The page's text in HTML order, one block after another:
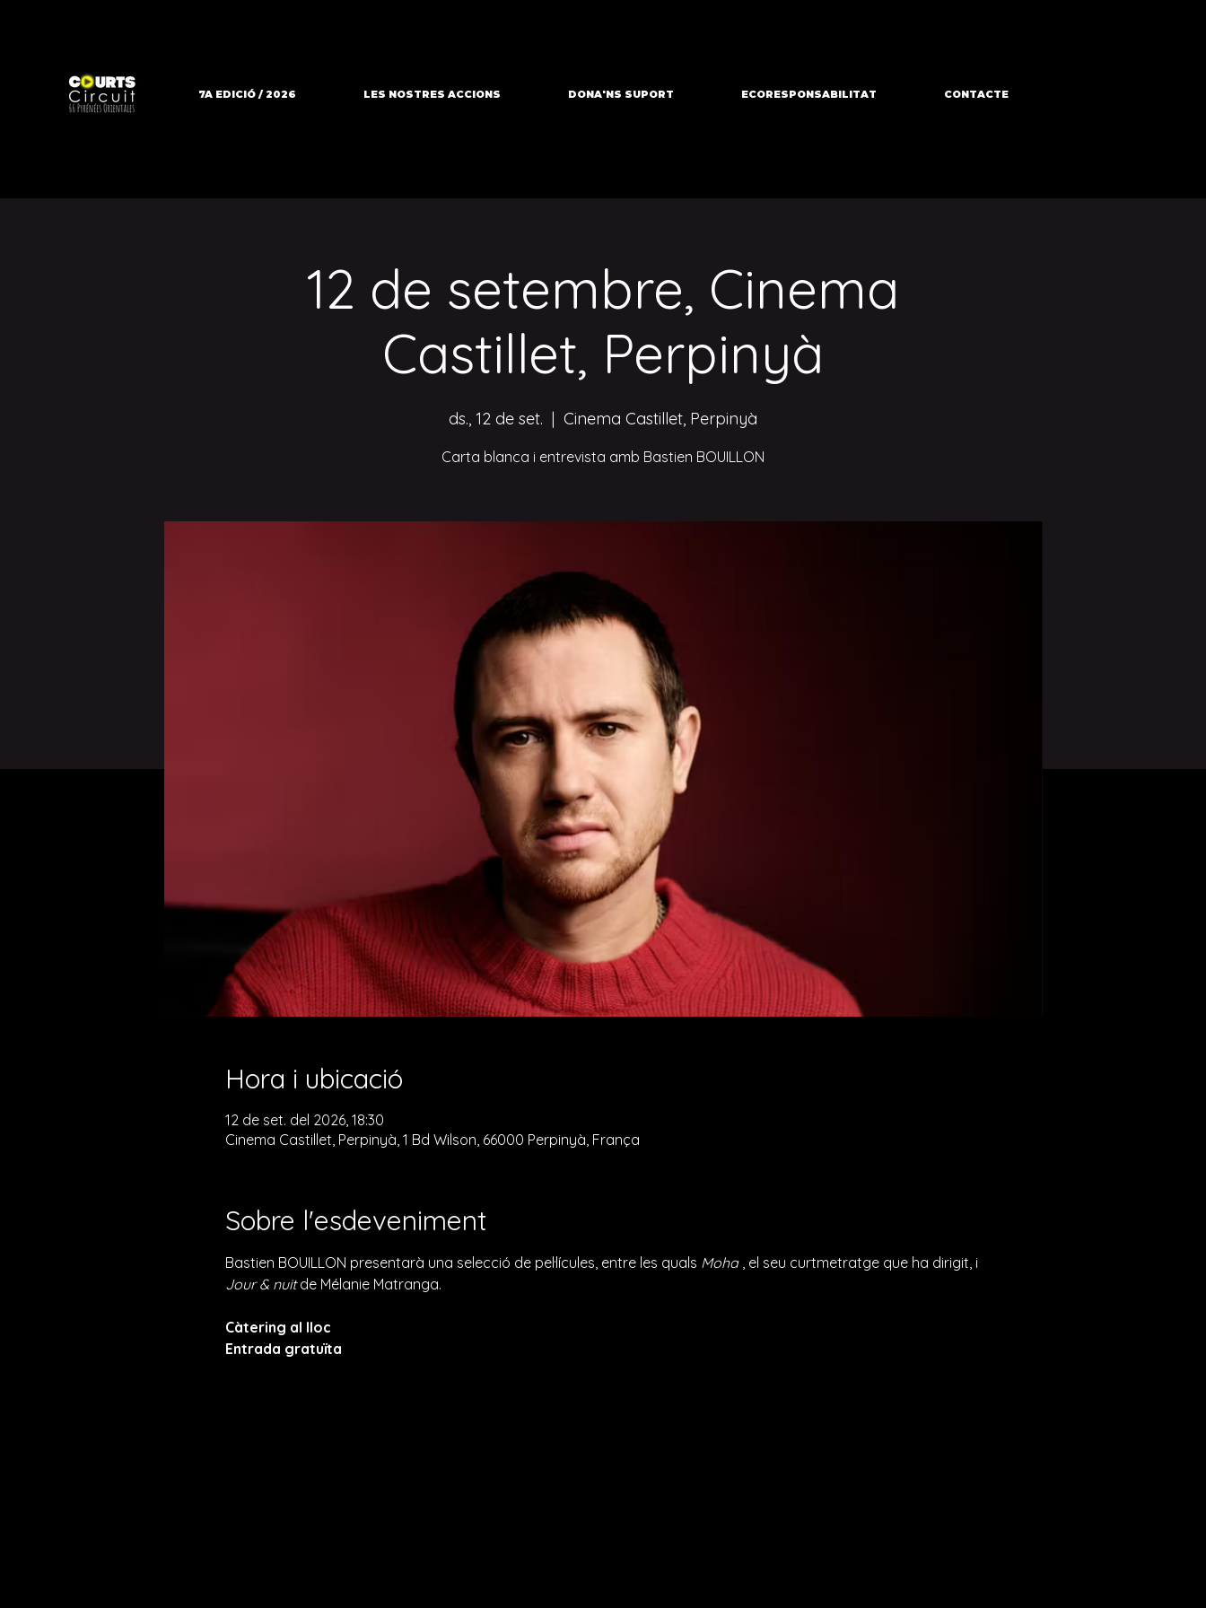
7A EDICIÓ / 2026 LES NOSTRES ACCIONS DONA'NS SUPORT ECORESPONSABILITAT CONTACTE
12 de setembre, Cinema
Castillet, Perpinyà
ds., 12 de set.
  |
Cinema Castillet, Perpinyà
Carta blanca i entrevista amb Bastien BOUILLON
Hora i ubicació
12 de set. del 2026, 18:30
Cinema Castillet, Perpinyà, 1 Bd Wilson, 66000 Perpinyà, França
Sobre l'esdeveniment
Bastien BOUILLON presentarà una selecció de pel·lícules, entre les quals Moha , el seu curtmetratge que ha dirigit, i
Jour & nuit de Mélanie Matranga.
Càtering al lloc
Entrada gratuïta